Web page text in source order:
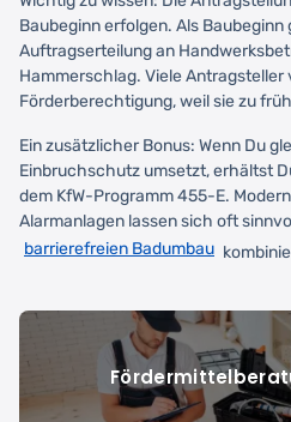
Baubeginn erfolgen. Als Baubeginn
Auftragserteilung an
Hammerschlag. Viele Antragsteller
Förderberechtigung, weil sie zu
Ein zusätzlicher Bonus: Wenn Du
Einbruchschutz umsetzt, erhältst
dem KfW-Programm 455-E.
Alarmanlagen lassen sich oft
barrierefreien Badumbau